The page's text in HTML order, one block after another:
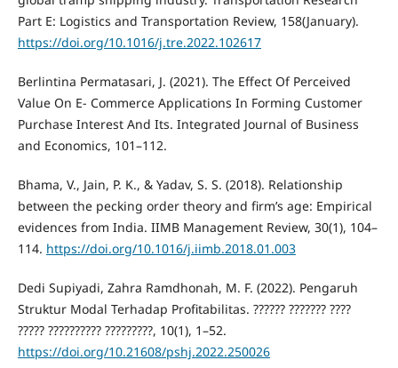
Part E: Logistics and Transportation Review, 158(January).
https://doi.org/10.1016/j.tre.2022.102617
Berlintina Permatasari, J. (2021). The Effect Of Perceived
Value On E- Commerce Applications In Forming Customer
Purchase Interest And Its. Integrated Journal of Business
and Economics, 101–112.
Bhama, V., Jain, P. K., & Yadav, S. S. (2018). Relationship
between the pecking order theory and firm’s age: Empirical
evidences from India. IIMB Management Review, 30(1), 104–
114. https://doi.org/10.1016/j.iimb.2018.01.003
Dedi Supiyadi, Zahra Ramdhonah, M. F. (2022). Pengaruh
Struktur Modal Terhadap Profitabilitas. ?????? ??????? ????
????? ?????????? ?????????, 10(1), 1–52.
https://doi.org/10.21608/pshj.2022.250026